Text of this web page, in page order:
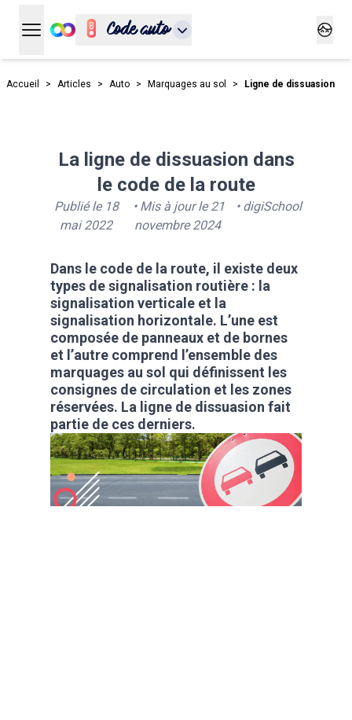
Ouvrir le menu principal
Code auto
Accueil > Articles > Auto > Marquages au sol > Ligne de dissuasion
La ligne de dissuasion dans
le code de la route
Publié le 18
mai 2022
• Mis à jour le 21
novembre 2024
• digiSchool
Dans le code de la route, il existe deux
types de signalisation routière : la
signalisation verticale et la
signalisation horizontale. L’une est
composée de panneaux et de bornes
et l’autre comprend l’ensemble des
marquages au sol qui définissent les
consignes de circulation et les zones
réservées. La ligne de dissuasion fait
partie de ces derniers.